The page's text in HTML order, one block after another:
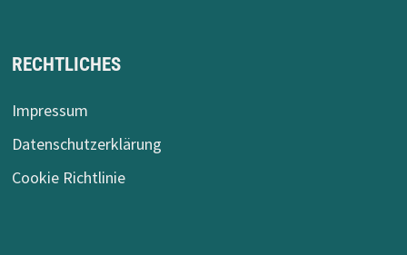
RECHTLICHES
Impressum
Datenschutzerklärung
Cookie Richtlinie